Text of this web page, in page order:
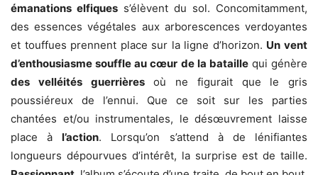
émanations elfiques s’élèvent du sol. Concomitamment,
des essences végétales aux arborescences verdoyantes
et touffues prennent place sur la ligne d’horizon. Un vent
d’enthousiasme souffle au cœur de la bataillequi génère
des velléités guerrièresoù ne figurait que le gris
poussiéreux de l’ennui. Que ce soit sur les parties
chantées et/ou instrumentales, le désœuvrement laisse
place àl’action. Lorsqu’on s’attend à de lénifiantes
longueurs dépourvues d’intérêt, la surprise est de taille.